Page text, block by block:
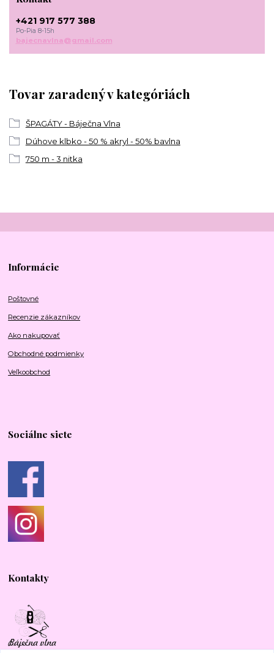
Tovar zaradený v kategóriách
ŠPAGÁTY - Báječna Vlna
Dúhove klbko - 50 % akryl - 50% bavlna
750 m - 3 nitka
+421 917 577 388
Po-Pia 8-15h
bajecnavlna@gmail.com
Informácie
Poštovné
Recenzie zákazníkov
Ako nakupovať
Obchodné podmienky
Veľkoobchod
Sociálne siete
Kontakty